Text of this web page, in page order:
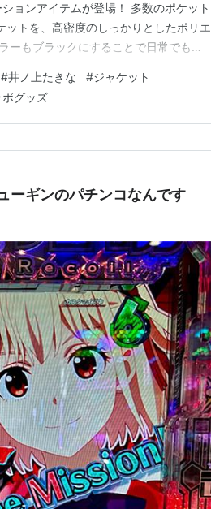
ョンアイテムが登場！ 多数のポケット
トを、高密度のしっかりとしたポリエ
ーもブラックにすることで日常でも着
ド」を各所にアクセントとして使用、
#井ノ上たきな #ジャケット
ボグッズ
ーギンのパチンコなんです